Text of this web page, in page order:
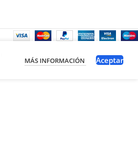
MÁS INFORMACIÓN Aceptar